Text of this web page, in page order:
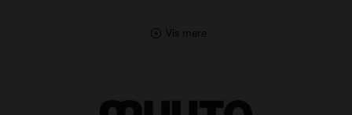
Vis mere